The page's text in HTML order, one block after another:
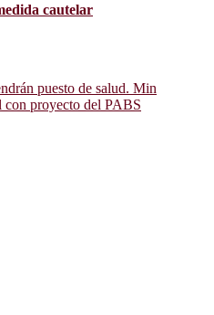
cautelar
puesto de salud. Min
proyecto del PABS